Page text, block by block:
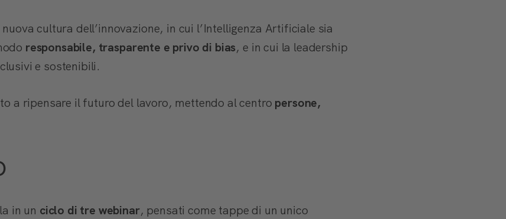
cultura dell’innovazione, in cui l’Intelligenza Artificiale sia
responsabile, trasparente e privo di bias, e in cui la leadership
e sostenibili.
a ripensare il futuro del lavoro, mettendo al centro persone,
in un ciclo di tre webinar, pensati come tappe di un unico